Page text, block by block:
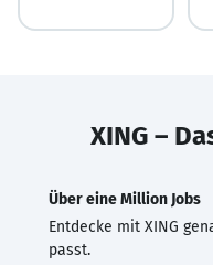
XING –
Über eine Million Jobs
Entdecke mit XING
passt.